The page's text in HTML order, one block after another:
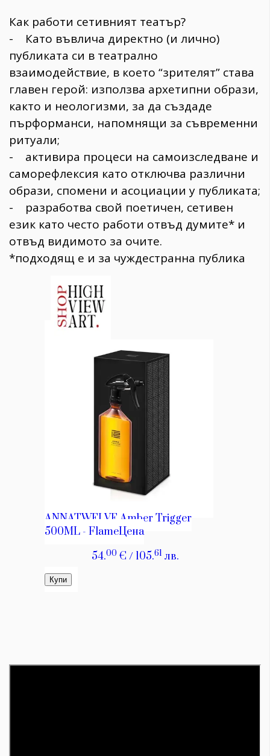
Как работи сетивният театър?
- Като въвлича директно (и лично)
публиката си в театрално
взаимодействие, в което “зрителят” става
главен герой: използва архетипни образи,
както и неологизми, за да създаде
пърформанси, напомнящи за съвременни
ритуали;
- активира процеси на самоизследване и
саморефлексия като отключва различни
образи, спомени и асоциации у публиката;
- разработва свой поетичен, сетивен
език като често работи отвъд думите* и
отвъд видимото за очите.
*подходящ е и за чуждестранна публика